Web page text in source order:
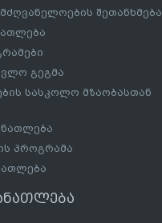
შეთანხმება
გეგმა
სასკოლო მზაობასთან
პროგრამა